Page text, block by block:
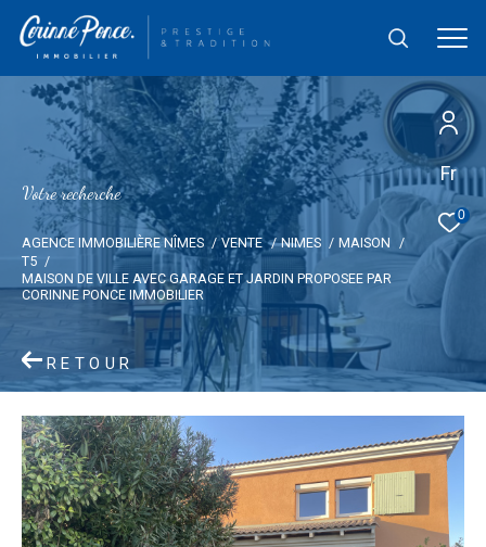
Fr
0
Votre recherche
AGENCE IMMOBILIÈRE NÎMES VENTE NIMES
MAISON
T5
MAISON DE VILLE AVEC GARAGE ET JARDIN PROPOSEE PAR
CORINNE PONCE IMMOBILIER
RETOUR